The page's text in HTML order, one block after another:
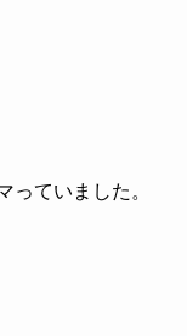
っていました。